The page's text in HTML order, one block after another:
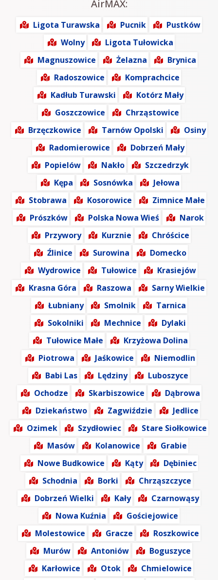
AirMAX:
Ligota Turawska Pucnik
Pustków
Wolny
Ligota Tułowicka
Magnuszowice
Żelazna
Brynica
Radoszowice
Komprachcice
Kadłub Turawski
Kotórz Mały
Goszczowice
Chrząstowice
Brzęczkowice
Tarnów Opolski
Osiny
Radomierowice
Dobrzeń Mały
Popielów
Nakło
Szczedrzyk
Kępa
Sosnówka
Jełowa
Stobrawa
Kosorowice
Zimnice Małe
Prószków
Polska Nowa Wieś
Narok
Przywory
Kurznie
Chróścice
Źlinice
Surowina
Domecko
Wydrowice
Tułowice
Krasiejów
Krasna Góra
Raszowa
Sarny Wielkie
Łubniany
Smolnik
Tarnica
Sokolniki
Mechnice
Dylaki
Tułowice Małe
Krzyżowa Dolina
Piotrowa
Jaśkowice
Niemodlin
Babi Las
Lędziny
Luboszyce
Ochodze
Skarbiszowice
Dąbrowa
Dziekaństwo
Zagwiździe
Jedlice
Ozimek
Szydłowiec
Stare Siołkowice
Masów
Kolanowice
Grabie
Nowe Budkowice
Kąty
Dębiniec
Schodnia
Borki
Chrząszczyce
Dobrzeń Wielki
Kały
Czarnowąsy
Nowa Kuźnia
Gościejowice
Molestowice
Gracze
Roszkowice
Murów
Antoniów
Boguszyce
Karłowice
Otok
Chmielowice